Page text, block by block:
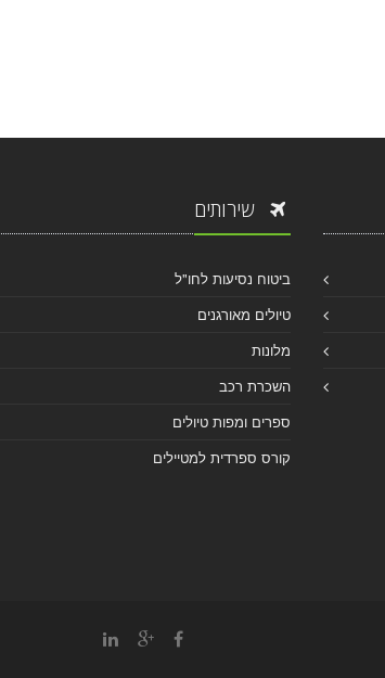
שירותים
ביטוח נסיעות לחו"ל
טיולים מאורגנים
מלונות
השכרת רכב
ספרים ומפות טיולים
קורס ספרדית למטיילים